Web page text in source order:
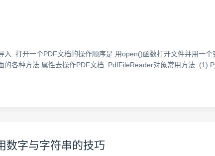
. 打开一个PDF文档的操作顺序是:用open()函数打开文件并用一
各种方法.属性去操作PDF文档. PdfFileReader对象常用方法:
数字与字符串的技巧